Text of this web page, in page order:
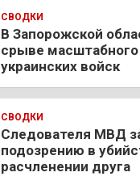
СВОДКИ
В Запорожской
срыве масштабного
украинских войск
СВОДКИ
Следователя МВД
подозрению в
расчленении друга